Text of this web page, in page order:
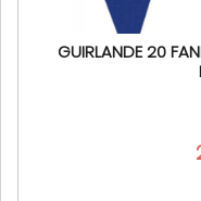
GUIRLANDE 20